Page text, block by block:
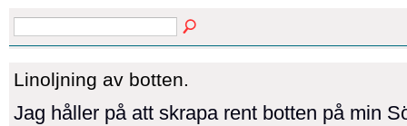
Linoljning av botten.
Jag håller på att skrapa rent botten på min